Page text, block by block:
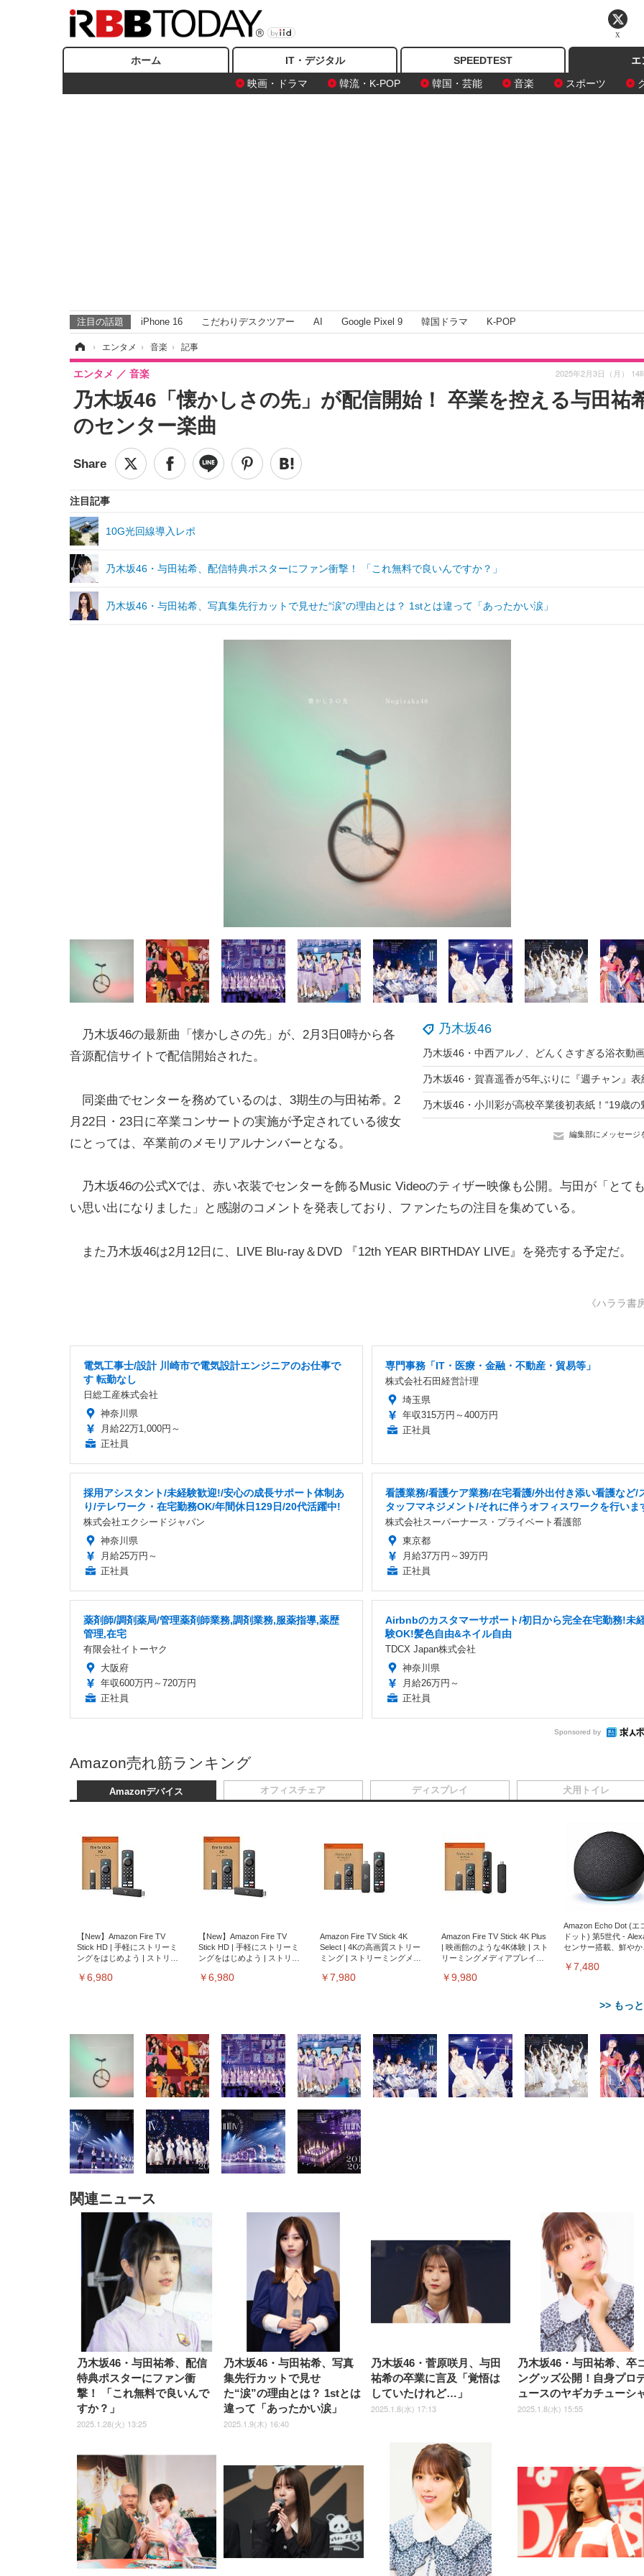
ホーム IT・デジタル SPEEDTEST
エ
映画・ドラマ
韓流・K-POP 韓国・芸能 音楽 スポーツ
注目の話題 iPhone 16 こだわりデスクツアー AI Google Pixel 9 韓国ドラマ K-POP
› エンタメ › 音楽 › 記事
乃木坂46「懐かしさの先」が配信開始！ 卒業を控える与田祐
のセンター楽曲
エンタメ 音楽 2025年2月3日（月） 14
注目記事
10G光回線導入レポ
乃木坂46・与田祐希、配信特典ポスターにファン衝撃！ 「これ無料で良いんですか？」
乃木坂46・与田祐希、写真集先行カットで見せた“涙”の理由とは？ 1stとは違って「あったかい涙」
乃木坂46
編集部にメッセージ
乃木坂46の最新曲「懐かしさの先」が、2月3日0時から各
音源配信サイトで配信開始された。
同楽曲でセンターを務めているのは、3期生の与田祐希。2
月22日・23日に卒業コンサートの実施が予定されている彼女
にとっては、卒業前のメモリアルナンバーとなる。
乃木坂46の公式Xでは、赤い衣装でセンターを飾るMusic Videoのティザー映像も公開。与田が「とて
い思い出になりました」と感謝のコメントを発表しており、ファンたちの注目を集めている。
また乃木坂46は2月12日に、LIVE Blu-ray＆DVD 『12th YEAR BIRTHDAY LIVE』を発売する予定だ。
《ハララ書
電気工事士/設計 川崎市で電気設計エンジニアのお仕事で
す 転勤なし
日総工産株式会社
神奈川県
月給22万1,000円～
正社員
専門事務「IT・医療・金融・不動産・貿易等」
株式会社石田経営計理
埼玉県
年収315万円～400万円
正社員
採用アシスタント/未経験歓迎!/安心の成長サポート体制あ
り/テレワーク・在宅勤務OK/年間休日129日/20代活躍中!
株式会社エクシードジャパン
神奈川県
月給25万円～
正社員
看護業務/看護ケア業務/在宅看護/外出付き添い看護など/
タッフマネジメント/それに伴うオフィスワークを行いま
株式会社スーパーナース・プライベート看護部
東京都
月給37万円～39万円
正社員
薬剤師/調剤薬局/管理薬剤師業務,調剤業務,服薬指導,薬歴
管理,在宅
有限会社イトーヤク
大阪府
年収600万円～720万円
正社員
Airbnbのカスタマーサポート/初日から完全在宅勤務!未
験OK!髪色自由&ネイル自由
TDCX Japan株式会社
神奈川県
月給26万円～
正社員
Sponsored by
Amazon売れ筋ランキング
Amazonデバイス
【New】Amazon Fire TV
Stick HD | 手軽にストリーミ
ングをはじめよう | ストリー
￥6,980
【New】Amazon Fire TV
Stick HD | 手軽にストリーミ
ングをはじめよう | ストリー
￥6,980
Amazon Fire TV Stick 4K
Select | 4Kの高画質ストリー
ミング | ストリーミングメデ
￥7,980
Amazon Fire TV Stick 4K Plus
| 映画館のような4K体験 | スト
リーミングメディアプレイヤ
￥9,980
Amazon Echo Dot (エ
ドット) 第5世代 -
センサー搭載、鮮やか
￥7,480
>> もっ
オフィスチェア
[EdoErgo] オフィスチェア 椅
子 テレワーク 疲れない 跳ね
上げ式アームレスト コンパク
椅子 360度回転 座面昇降 強化
ナイロン樹脂ベース 通気性メ
ッシュ 在宅ワーク H-
WY01(黒網+黒枠+黒足)
SIHOO B100 オフィスチェア
／デスクチェア メッシュチェ
ア 人間工学 疲れない ブラッ
Sezlife オフィスチェア デスク
チェア 疲れない テレワーク
チェア 強化バックレスト 30
ト ハンガー付き 高反発クッシ
ン PCチェア 通気性メッシュ
ゲーミング/勉強/事務用 おし
ゃれ パソコンチェア (ホワイ
ト)
84～96cm テレワーク
宅勤務 ブラック
ディスプレイ
EIZO ビジネス向けプレミア
ムモニター | FlexScan
EV3240X-WT | 31.5型4K
UHD・USB Type-C・ホワイ
EIZO ビジネス向けプレミア
ムモニター | FlexScan
EV2740X-WT | 27.0型4K
UHD・USB Type-C・ホワイ
【純正品】27"ゲーミングモ
ニター DualSense 充電フッ
ク付き（CFI-ZDM1J）
犬用トイレ
Amazonベーシック ペットシ
ーツ 薄型 レギュラー 1回使い
捨て 無香料 ホワイト 300枚
Amazonベーシック ペットシ
ーツ 厚型 ワイド 42枚x2袋(84
枚) ホワイト(吸収面:ライトブ
ネオ・ルーライフ ネオ・オム
ツ L 中型犬用 26枚入り 単品
￥1,800
関連ニュース
乃木坂46・与田祐希、配信
特典ポスターにファン衝
撃！ 「これ無料で良いんで
すか？」
2025.1.28(火) 13:25
乃木坂46・与田祐希、写真
集先行カットで見せ
た“涙”の理由とは？ 1stとは
違って「あったかい涙」
2025.1.9(木) 16:40
乃木坂46・菅原咲月、与田
祐希の卒業に言及「覚悟は
していたけれど…」
2025.1.8(水) 17:13
乃木坂46・与田祐希、卒
ングッズ公開！自身プロ
ュースのヤギカチューシ
2025.1.8(水) 15:55
X